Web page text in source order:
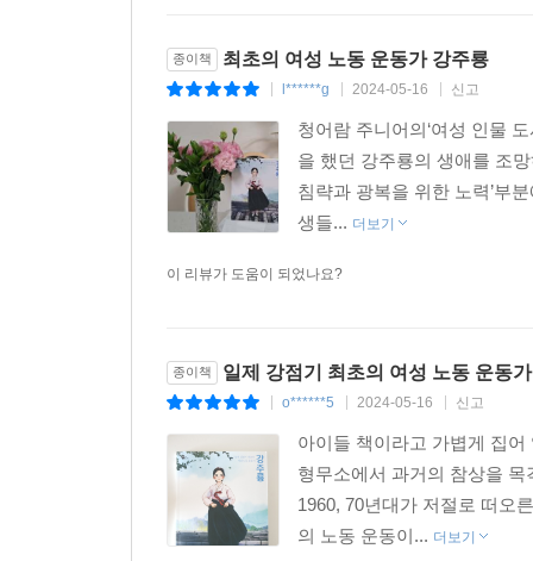
시위를 펼치며 여공들이 여성으로서 그리고 노동
강주룡의 이야기를 만나 보세요.
《일제 강점기 최초의 여성 노동 운동가 강주룡
전개된 평원고무공장 파업을 소개하는 ‘그때 그
운동가 이병희를 소개하는 ‘인물 키워드’, 여성
청어람주니어 블로그(https://blog.naver.com/
있습니다. 인물 관계도, 낱말 퍼즐, 독서 퀴즈, 독
‘여성 인물 도서관’ 시리즈를 소개합니다
1. 왜 여성 인물일까요?
옛날에는 유교 사상 때문에 자기 목소리를 낼 수
종이책 최초의 여성 노동 운동가 강주룡
l******g 2024-05-16 신고
청어람 주니어의‘여성 인물
을 했던 강주룡의 생애를 조
침략과 광복을 위한 노력’부
생들... 더보기
이 리뷰가 도움이 되었나요?
종이책 일제 강점기 최초의 여성 노동 운동
o******5 2024-05-16 신고
아이들 책이라고 가볍게 집
형무소에서 과거의 참상을
1960, 70년대가 저절로 떠오
의 노동 운동이... 더보기